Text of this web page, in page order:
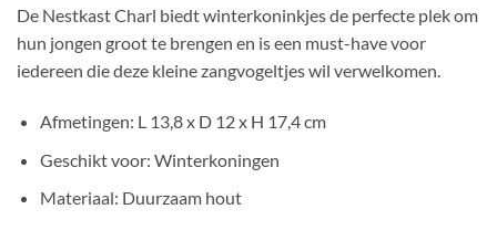
De Nestkast Charl biedt winterkoninkjes de perfecte plek om
hun jongen groot te brengen en is een must-have voor
iedereen die deze kleine zangvogeltjes wil verwelkomen.
Afmetingen: L 13,8 x D 12 x H 17,4 cm
Geschikt voor: Winterkoningen
Materiaal: Duurzaam hout